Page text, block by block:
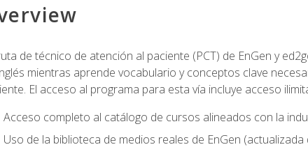
de técnico de atención al paciente (PCT) de EnGen y
mientras aprende vocabulario y conceptos clave
El acceso al programa para esta vía incluye acceso
Acceso completo al catálogo de cursos alineados con la
Uso de la biblioteca de medios reales de EnGen (actualizada